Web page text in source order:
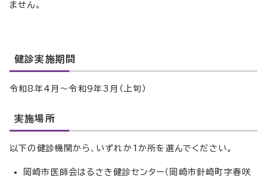
ません。
健診実施期間
令和8年4月～令和9年3月（上旬）
実施場所
以下の健診機関から、いずれか1か所を選んでください。
岡崎市医師会はるさき健診センター（岡崎市針崎町字春咲